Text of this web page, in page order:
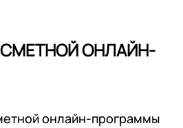
ОНЛАЙН-
онлайн-программы